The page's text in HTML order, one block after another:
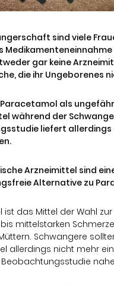
sind viele
Medikamenteneinnahme
gar keine
die ihr Ungeborenes
als
während der
liefert
Arzneimittel sind
Alternative zu
das Mittel der Wahl
mittelstarken
Schwangere
allerdings nicht mehr
Beobachtungsstudie